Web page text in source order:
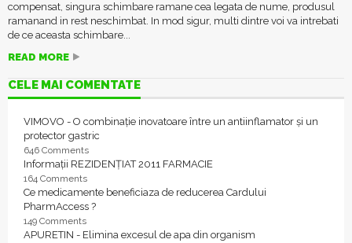
compensat, singura schimbare ramane cea legata de nume, produsul
ramanand in rest neschimbat. In mod sigur, multi dintre voi va intrebati
de ce aceasta schimbare...
READ MORE
CELE MAI COMENTATE
VIMOVO - O combinație inovatoare între un antiinflamator și un
protector gastric
646 Comments
Informații REZIDENȚIAT 2011 FARMACIE
164 Comments
Ce medicamente beneficiaza de reducerea Cardului
PharmAccess ?
149 Comments
APURETIN - Elimina excesul de apa din organism